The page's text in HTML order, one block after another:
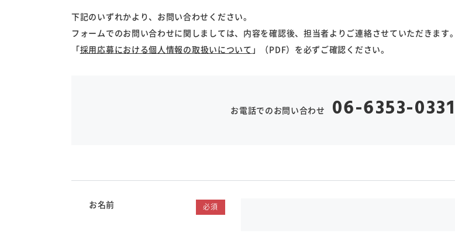
下記のいずれかより、お問い合わせください。
フォームでのお問い合わせに関しましては、内容を確認後、担当者よりご連絡させていただきます。
「採用応募における個人情報の取扱いについて 」（PDF）を必ずご確認ください。
お電話でのお問い合わせ 06-6353-0331
お名前 必須